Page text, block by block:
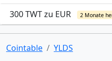
300 TWT zu EUR 2 Monate
Cointable YLDS